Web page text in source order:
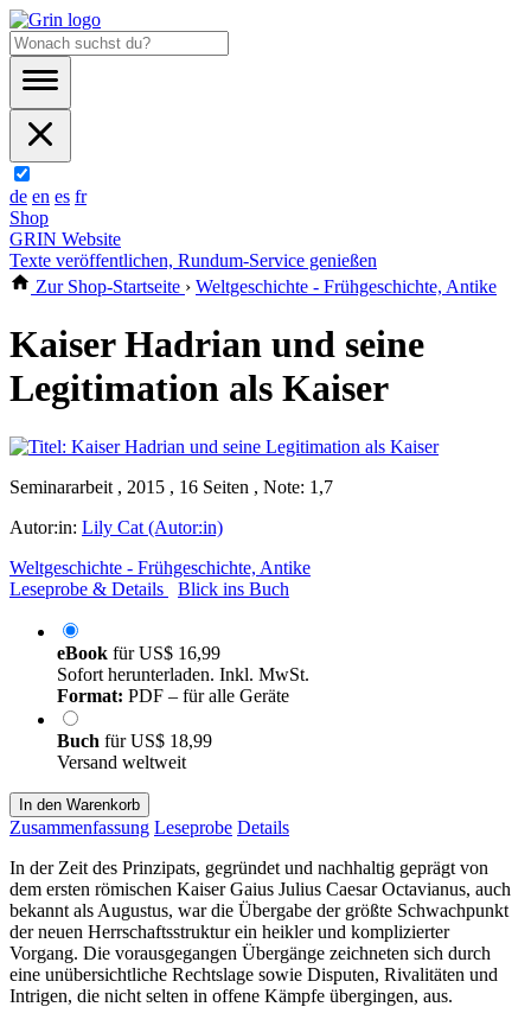
de en es fr
Shop
GRIN Website
Texte veröffentlichen, Rundum-Service genießen
Zur Shop-Startseite › Weltgeschichte - Frühgeschichte, Antike
Kaiser Hadrian und seine
Legitimation als Kaiser
Seminararbeit , 2015 , 16 Seiten , Note: 1,7
Autor:in: Lily Cat (Autor:in)
Weltgeschichte - Frühgeschichte, Antike
Leseprobe & Details
Blick ins Buch
eBook fürUS$ 16,99
Sofort herunterladen. Inkl. MwSt.
Format: PDF – für alle Geräte
Buch fürUS$ 18,99
Versand weltweit
In den Warenkorb
Zusammenfassung Leseprobe Details
In der Zeit des Prinzipats, gegründet und nachhaltig geprägt von
dem ersten römischen Kaiser Gaius Julius Caesar Octavianus, auch
bekannt als Augustus, war die Übergabe der größte Schwachpunkt
der neuen Herrschaftsstruktur ein heikler und komplizierter
Vorgang. Die vorausgegangen Übergänge zeichneten sich durch
eine unübersichtliche Rechtslage sowie Disputen, Rivalitäten und
Intrigen, die nicht selten in offene Kämpfe übergingen, aus.